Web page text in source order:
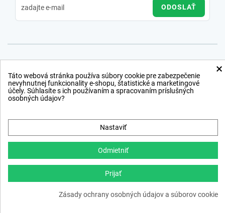
ODOSLAŤ
webdesign,ppc›netsuccess.sk
×
Táto webová stránka používa súbory cookie pre zabezpečenie
nevyhnutnej funkcionality e-shopu, štatistické a marketingové
účely. Súhlasíte s ich používaním a spracovaním príslušných
osobných údajov?
Nastaviť
Odmietniť
Prijať
Zásady ochrany osobných údajov a súborov cookie